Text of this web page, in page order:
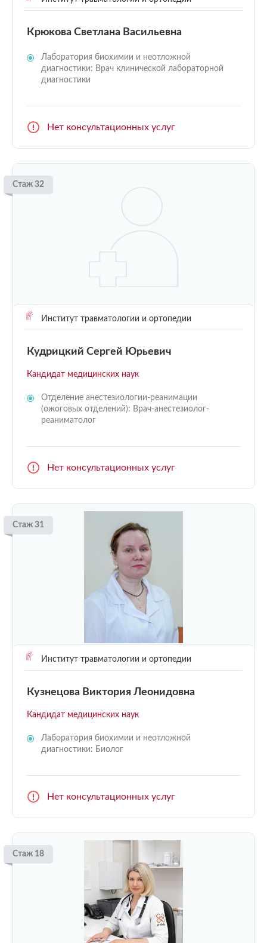
Крюкова Светлана Васильевна
Лаборатория биохимии и неотложной
диагностики: Врач клинической лабораторной
диагностики
Нет консультационных услуг
Стаж 32
Институт травматологии и ортопедии
Кудрицкий Сергей Юрьевич
Кандидат медицинских наук
Отделение анестезиологии-реанимации
(ожоговых отделений): Врач-анестезиолог-
реаниматолог
Нет консультационных услуг
Стаж 31
Институт травматологии и ортопедии
Кузнецова Виктория Леонидовна
Кандидат медицинских наук
Лаборатория биохимии и неотложной
диагностики: Биолог
Нет консультационных услуг
Стаж 18